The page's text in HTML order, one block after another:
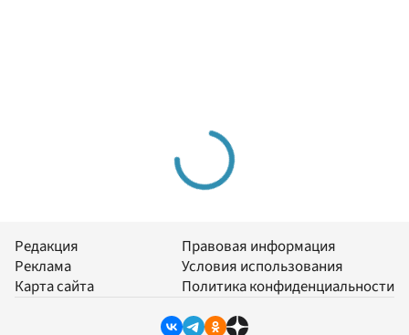
Редакция
Реклама
Карта сайта
Правовая информация
Условия использования
Политика конфиденциальности